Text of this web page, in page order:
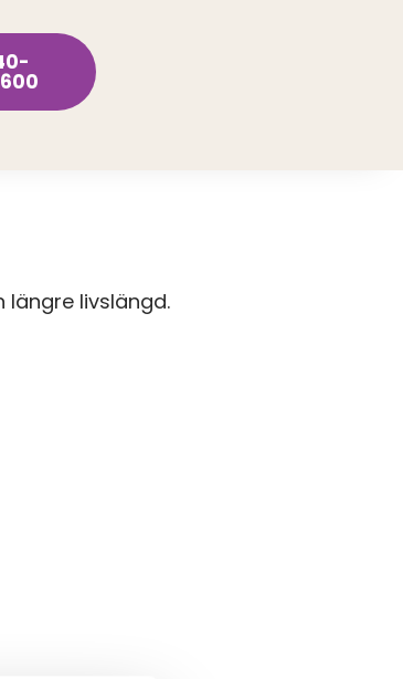
längre livslängd.